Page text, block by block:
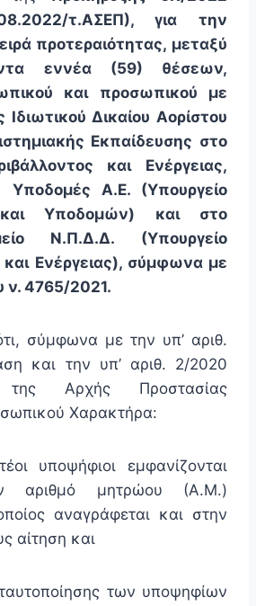
τ.ΑΣΕΠ), για την
προτεραιότητας, μεταξύ
εννέα (59) θέσεων,
και προσωπικού με
Ιδιωτικού Δικαίου Αορίστου
Εκπαίδευσης στο
και Ενέργειας,
Υποδομές Α.Ε. (Υπουργείο
Υποδομών) και στο
Ν.Π.Δ.Δ. (Υπουργείο
και Ενέργειας), σύμφωνα με
ν. 4765/2021.
σύμφωνα με την υπ’ αριθ.
και την υπ’ αριθ. 2/2020
της Αρχής Προστασίας
Χαρακτήρα:
υποψήφιοι εμφανίζονται
αριθμό μητρώου (Α.Μ.)
αναγράφεται και στην
αίτηση και
των υποψηφίων